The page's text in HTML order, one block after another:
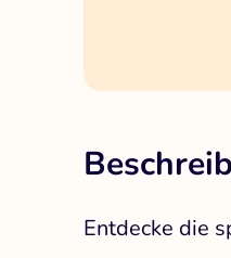
Entdecke die